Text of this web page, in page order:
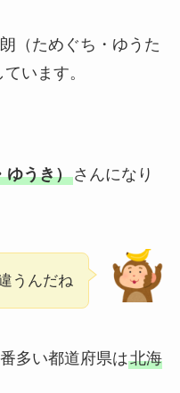
（ためぐち・ゆうた
います。
ゆうき）さんになり
うんだね
多い都道府県は北海